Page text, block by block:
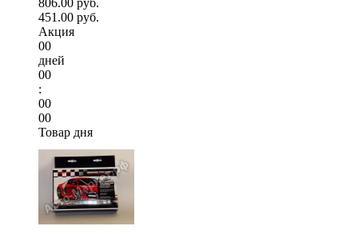
806.00 руб.
451.00 руб.
Акция
00
дней
00
:
00
00
Товар дня